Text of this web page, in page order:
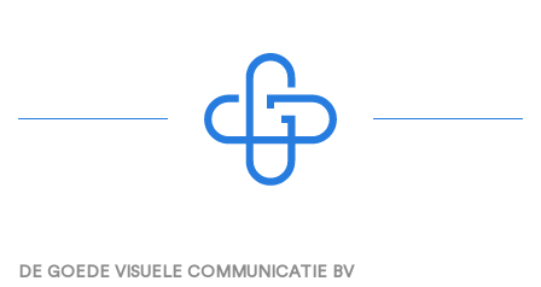
DE GOEDE VISUELE COMMUNICATIE BV